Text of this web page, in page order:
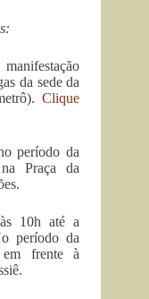
da sede da
Clique
período da
Praça da
10h até a
período da
frente à